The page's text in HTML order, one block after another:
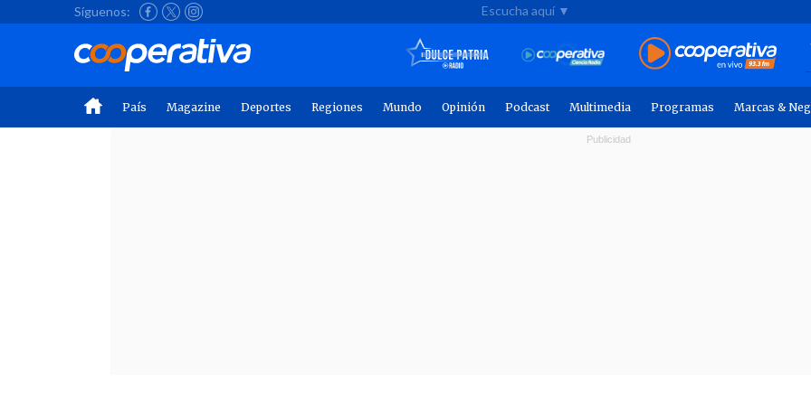
Síguenos: Escucha aquí ▼
País Magazine Deportes Regiones Mundo Opinión Podcast Multimedia Programas Marcas &